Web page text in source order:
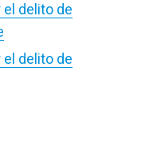
delito de
delito de